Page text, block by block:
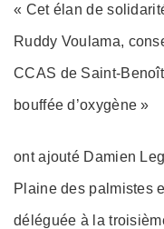
« Cet élan de
Ruddy Voulama,
CCAS de Saint-
bouffée d’oxygène »
ont ajouté Damien
Plaine des palmistes
déléguée à la